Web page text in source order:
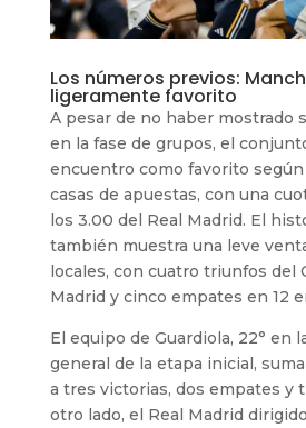
Los números previos:
ligeramente favorito
A pesar de no haber mostrado
en la fase de grupos, el
encuentro como favorito
casas de apuestas, con una
los 3.00 del Real Madrid. El
también muestra una leve
locales, con cuatro triunfos del
Madrid y cinco empates en 12
El equipo de Guardiola, 22° en
general de la etapa inicial,
a tres victorias, dos empates y
otro lado, el Real Madrid